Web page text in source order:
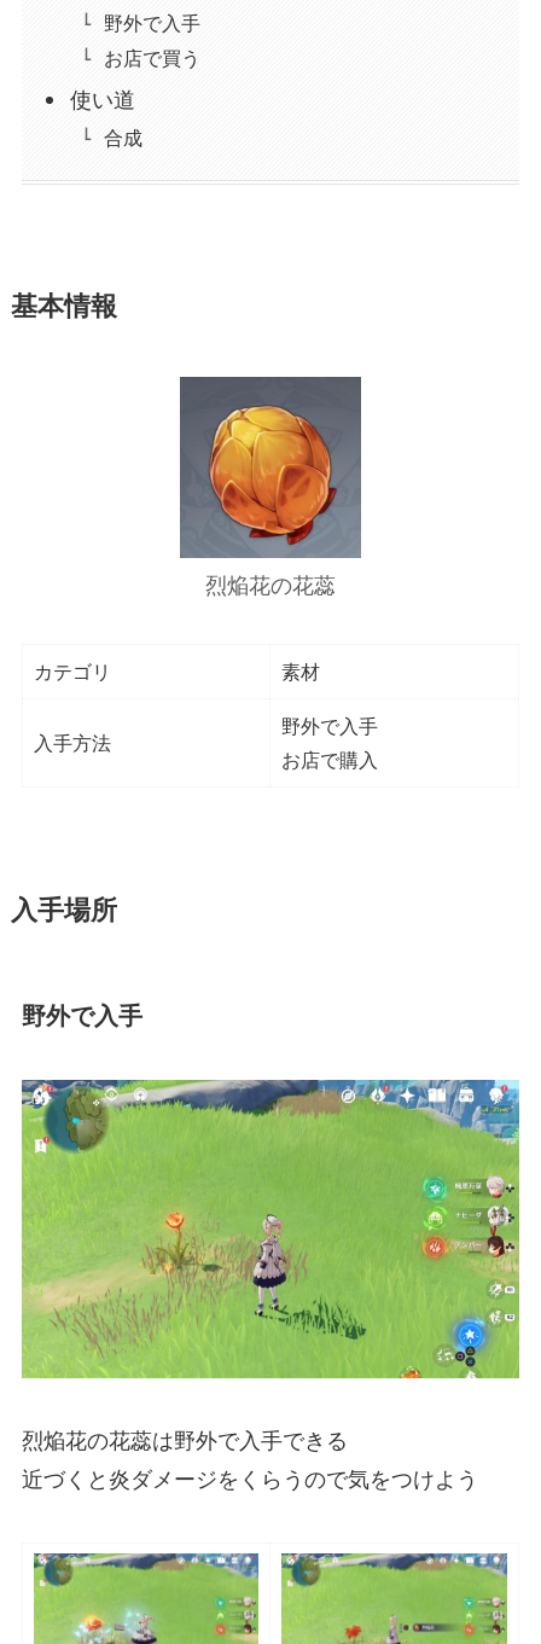
野外で入手
お店で買う
使い道
合成
基本情報
烈焔花の花蕊
カテゴリ 素材
入手方法
野外で入手
お店で購入
入手場所
野外で入手
烈焔花の花蕊は野外で入手できる
近づくと炎ダメージをくらうので気をつけよう